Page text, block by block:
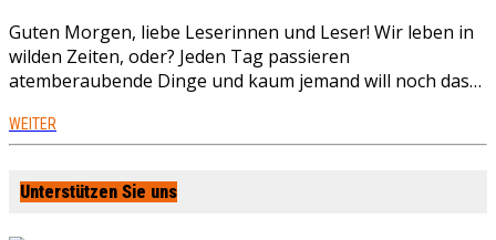
Guten Morgen, liebe Leserinnen und Leser! Wir leben in
wilden Zeiten, oder? Jeden Tag passieren
atemberaubende Dinge und kaum jemand will noch das…
WEITER
Unterstützen Sie uns